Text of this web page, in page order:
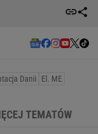
Danii El. ME
TEMATÓW